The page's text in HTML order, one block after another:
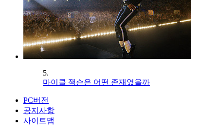
5.
마이클 잭슨은 어떤 존재였을까
PC버전
공지사항
사이트맵